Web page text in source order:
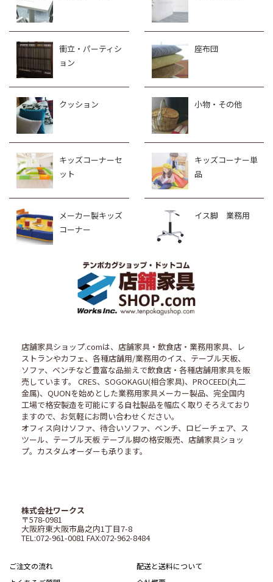
衝立・パーティシ
ョン
座布団
クッション 小物・その他
キッズコーナーセ
ット
キッズコーナー単
品
メーカー製キッズ
コーナー
イス脚 業務用
店舗家具ショップ.comは、店舗家具・飲食店・業務用家具、レ
ストランやカフェ、各種店舗用/業務用のイス、テーブル天板、
ソファ、ベンチなど豊富な品揃えで飲食店・各種店舗用家具を販
売しています。 CRES、SOGOKAGU(相合家具)、PROCEED(丸二
金属)、QUONを始めとした業務用家具メーカー製品、完全国内
工場で格安製造を可能にする自社製品を幅広く取りそろえており
ますので、お気軽にお問い合わせください。
オフィス向けソファ、待合いソファ、ベンチ、ロビーチェア、ス
ツール、テーブル天板 テーブル脚の格安販売、店舗家具ショッ
プ。カスタムオーダーも承ります。
株式会社ワークス
〒578-0981
大阪府東大阪市島之内1丁目7-8
TEL:072-961-0081 FAX:072-962-8484
ご注文の流れ
配送と送料について